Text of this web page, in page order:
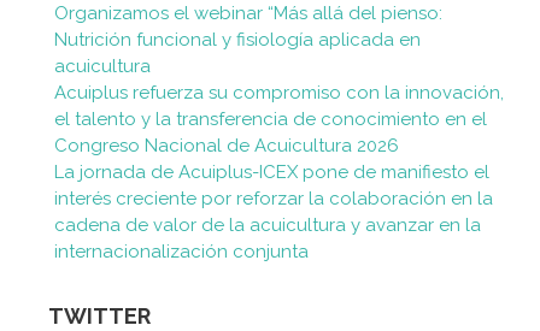
Organizamos el webinar “Más allá del pienso:
Nutrición funcional y fisiología aplicada en
acuicultura
Acuiplus refuerza su compromiso con la innovación,
el talento y la transferencia de conocimiento en el
Congreso Nacional de Acuicultura 2026
La jornada de Acuiplus-ICEX pone de manifiesto el
interés creciente por reforzar la colaboración en la
cadena de valor de la acuicultura y avanzar en la
internacionalización conjunta
TWITTER